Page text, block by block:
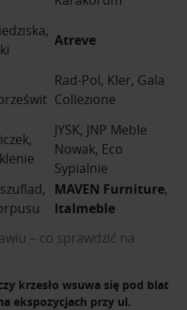
– co sprawdzić na
Atreve
Rad-Pol, Kler, Gala
Collezione
JYSK, JNP Meble
Nowak, Eco
Sypialnie
MAVEN Furniture,
Italmeble
krzesło wsuwa się pod blat
ekspozycjach przy ul.